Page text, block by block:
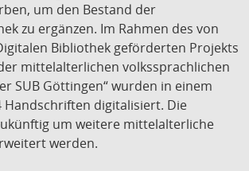
um den Bestand der
zu ergänzen. Im Rahmen des von
Bibliothek geförderten Projekts
mittelalterlichen volkssprachlichen
SUB Göttingen“ wurden in einem
Handschriften digitalisiert. Die
um weitere mittelalterliche
werden.